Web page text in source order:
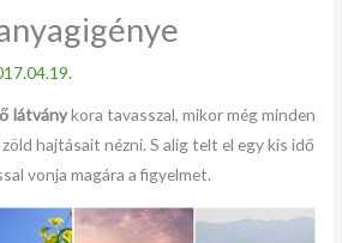
látványkora tavasszal, mikor még minden
hajtásait nézni. S alig telt el egy kis idő
vonja magára a figyelmet.